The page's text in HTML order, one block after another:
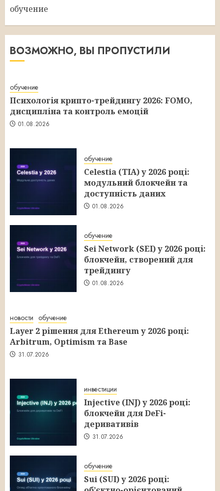
обучение
ВОЗМОЖНО, ВЫ ПРОПУСТИЛИ
обучение
Психологія крипто-трейдингу 2026: FOMO,
дисципліна та контроль емоцій
01.08.2026
обучение
Celestia (TIA) у 2026 році:
модульний блокчейн та
доступність даних
01.08.2026
обучение
Sei Network (SEI) у 2026 році:
блокчейн, створений для
трейдингу
01.08.2026
новости обучение
Layer 2 рішення для Ethereum у 2026 році:
Arbitrum, Optimism та Base
31.07.2026
инвестиции
Injective (INJ) у 2026 році:
блокчейн для DeFi-
деривативів
31.07.2026
обучение
Sui (SUI) у 2026 році: